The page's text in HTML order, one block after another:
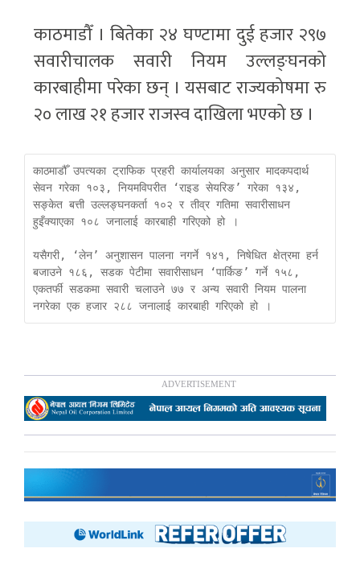
काठमाडौँ । बितेका २४ घण्टामा दुई हजार २९७
सवारीचालक सवारी नियम उल्लङ्घनको
कारबाहीमा परेका छन् । यसबाट राज्यकोषमा रु
२० लाख २१ हजार राजस्व दाखिला भएको छ ।
काठमाडौँ उपत्यका ट्राफिक प्रहरी कार्यालयका अनुसार मादकपदार्थ
सेवन गरेका १०३, नियमविपरीत ‘राइड सेयरिङ’ गरेका १३४,
सङ्केत बत्ती उल्लङ्घनकर्ता १०२ र तीव्र गतिमा सवारीसाधन
हुइँक्याएका १०८ जनालाई कारबाही गरिएको हो ।
यसैगरी, ‘लेन’ अनुशासन पालना नगर्ने १४१, निषेधित क्षेत्रमा हर्न
बजाउने १८६, सडक पेटीमा सवारीसाधन ‘पार्किङ’ गर्ने १५८,
एकतर्फी सडकमा सवारी चलाउने ७७ र अन्य सवारी नियम पालना
नगरेका एक हजार २८८ जनालाई कारबाही गरिएको हो ।